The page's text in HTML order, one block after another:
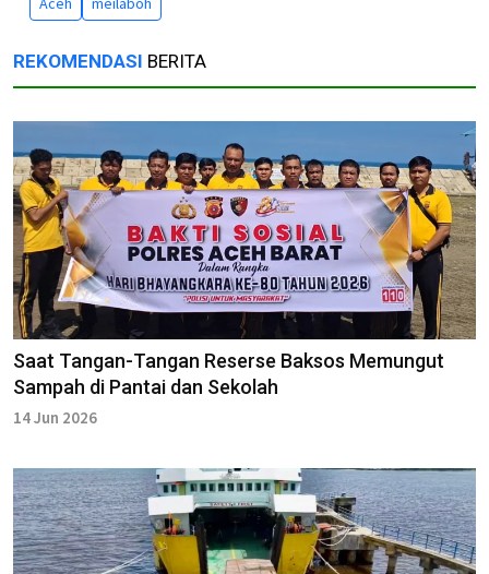
REKOMENDASI BERITA
Saat Tangan-Tangan Reserse Baksos Memungut
Sampah di Pantai dan Sekolah
14 Jun 2026